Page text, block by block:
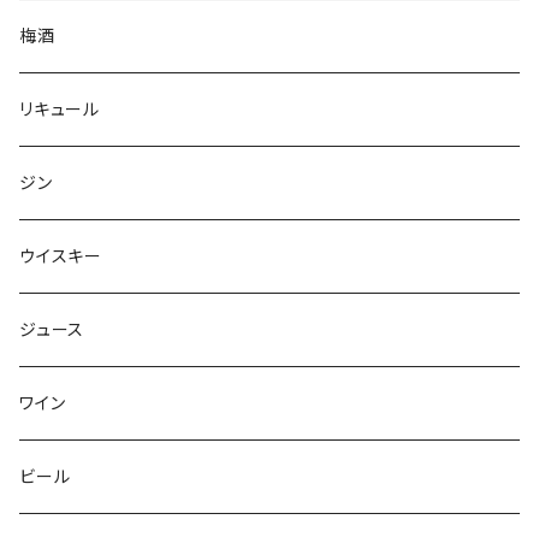
梅酒
リキュール
ジン
ウイスキー
ジュース
ワイン
ビール